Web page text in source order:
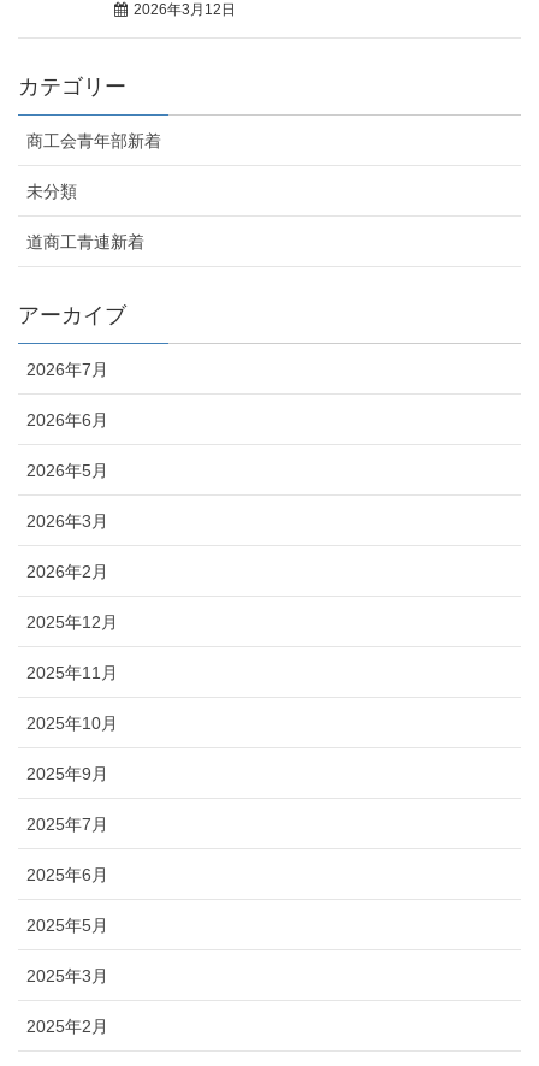
2026年3月12日
カテゴリー
商工会青年部新着
未分類
道商工青連新着
アーカイブ
2026年7月
2026年6月
2026年5月
2026年3月
2026年2月
2025年12月
2025年11月
2025年10月
2025年9月
2025年7月
2025年6月
2025年5月
2025年3月
2025年2月